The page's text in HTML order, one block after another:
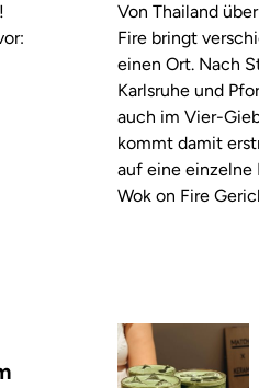
Von Thailand
Fire bringt
einen Ort. Nach
Karlsruhe und
auch im Vier-
kommt damit
auf eine einzelne
Wok on Fire